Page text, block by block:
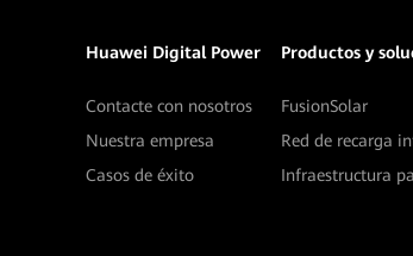
Huawei Digital Power
Contacte con nosotros
Nuestra empresa
Casos de éxito
Productos y
FusionSolar
Red de recarga
Infraestructura